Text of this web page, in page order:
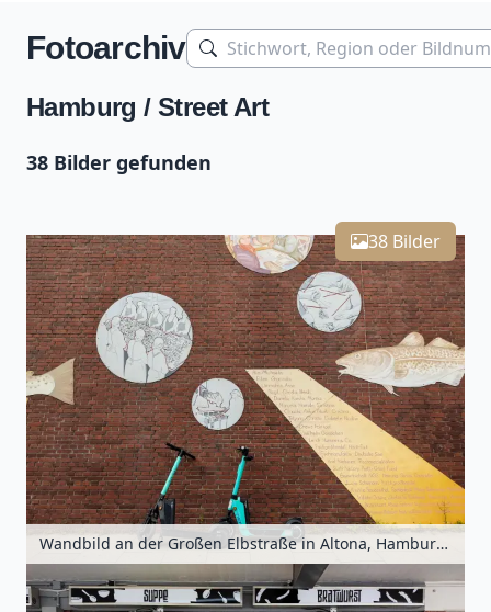
Fotoarchiv
Hamburg / Street Art
38 Bilder gefunden
Zoomen mit Strg+Mausrad
+
−
38 Bilder
Wandbild an der Großen Elbstraße in Altona, Hamburg, Deutschland